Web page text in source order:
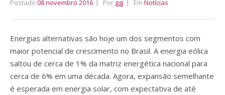
Postado 08 novembro 2016 Por ggj Em Notícias
Energias alternativas são hoje um dos segmentos com
maior potencial de crescimento no Brasil. A energia eólica
saltou de cerca de 1% da matriz energética nacional para
cerca de 6% em uma década. Agora, expansão semelhante
é esperada em energia solar, com expectativa de até